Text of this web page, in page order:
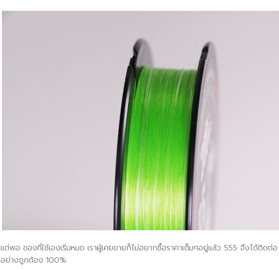
แต่พอ ของที่ใช้เองเริ่มหมด เราผู้เคยขายก็ไม่อยากซื้อราคาเต็มๆอยู่แล้ว 555 จึงได้ติดต่
อย่างถูกต้อง 100%